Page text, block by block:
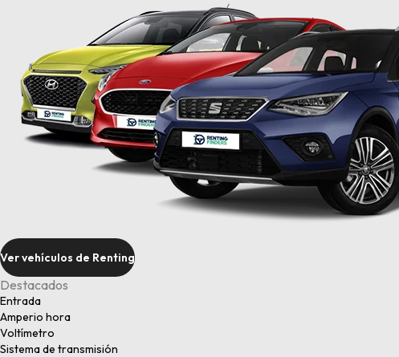
Ver vehículos de Renting
Destacados
Entrada
Amperio hora
Voltímetro
Sistema de transmisión